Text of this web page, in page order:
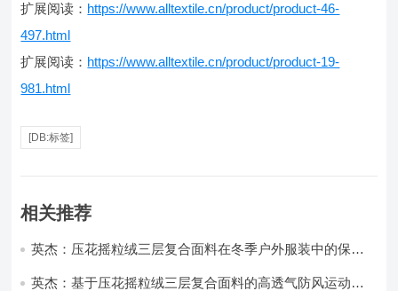
扩展阅读： https://www.alltextile.cn/product/product-46-
497.html
扩展阅读： https://www.alltextile.cn/product/product-19-
981.html
[DB:标签]
相关推荐
英杰：压花摇粒绒三层复合面料在冬季户外服装中的保暖
英杰：基于压花摇粒绒三层复合面料的高透气防风运动服